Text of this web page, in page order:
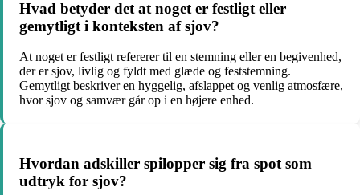
Hvad betyder det at noget er festligt eller
gemytligt i konteksten af sjov?
At noget er festligt refererer til en stemning eller en begivenhed,
der er sjov, livlig og fyldt med glæde og feststemning.
Gemytligt beskriver en hyggelig, afslappet og venlig atmosfære,
hvor sjov og samvær går op i en højere enhed.
Hvordan adskiller spilopper sig fra spot som
udtryk for sjov?